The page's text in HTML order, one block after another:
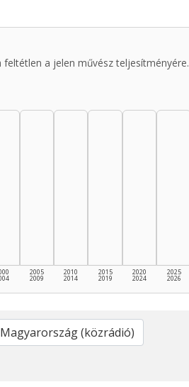
a jelen művész teljesítményére.
2005
2009
2010
2014
2015
2019
2020
2024
2025
2026